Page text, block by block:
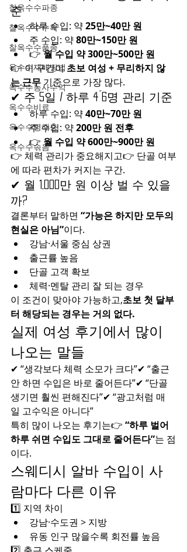
찰옥수수파종
찰옥수수수확
찰옥수수품종
옥수수재배방법
옥수수농사수익
옥수수비료
옥수수병해충
옥수수솎음
준
하루 수입: 약 25만~40만 원
주 수입: 약 80만~150만 원
👉 월 수입 약 300만~500만 원
👉 이 구간이 초보 여성 + 무리하지 않
는 근무 기준으로 가장 많다.
✔ 주 5일 / 하루 4~6명 관리 기준
하루 수입: 약 40만~70만 원
주 수입: 약 200만 원 전후
👉 월 수입 약 600만~900만 원
👉 체력 관리가 중요해지고👉 단골 여부
에 따라 편차가 커지는 구간.
✔ 월 1,000만 원 이상 벌 수 있을
까?
결론부터 말하면 “가능은 하지만 모두의
현실은 아님”이다.
강남·서울 중심 상권
출근률 높음
단골 고객 확보
체력·멘탈 관리 잘 되는 경우
이 조건이 맞아야 가능하고,초보 첫 달부
터 해당되는 경우는 거의 없다.
실제 여성 후기에서 많이
나오는 말들
✔ “생각보다 체력 소모가 크다”✔ “출근
안 하면 수입은 바로 줄어든다”✔ “단골
생기면 훨씬 편해진다”✔ “광고처럼 매
일 고수익은 아니다”
특히 많이 나오는 후기는👉 “하루 벌어
하루 쉬면 수입도 그대로 줄어든다”는 점
이다.
스웨디시 알바 수입이 사
람마다 다른 이유
1️⃣ 지역 차이
강남·수도권 > 지방
유동 인구 많을수록 회전률 높음